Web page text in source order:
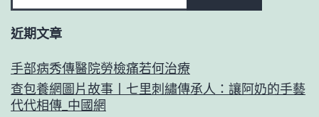
近期文章
手部病秀傳醫院勞檢痛若何治療
查包養網圖片故事丨七里刺繡傳承人：讓阿奶的手藝
代代相傳_中國網